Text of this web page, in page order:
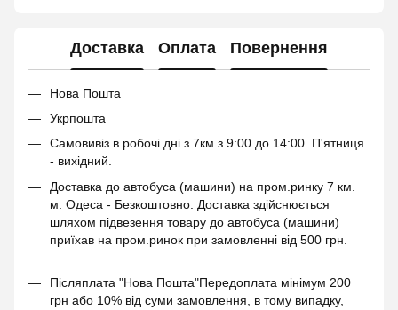
Доставка Оплата Повернення
Нова Пошта
Укрпошта
Самовивіз в робочі дні з 7км з 9:00 до 14:00. П'ятниця
- вихідний.
Доставка до автобуса (машини) на пром.ринку 7 км.
м. Одеса - Безкоштовно. Доставка здійснюється
шляхом підвезення товару до автобуса (машини)
приїхав на пром.ринок при замовленні від 500 грн.
Післяплата "Нова Пошта"Передоплата мінімум 200
грн або 10% від суми замовлення, в тому випадку,